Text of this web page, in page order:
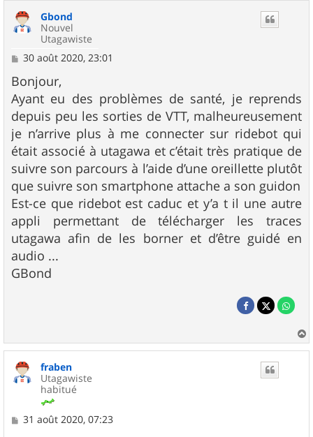
Gbond
Nouvel
Utagawiste
M
s
s
a
g
e
30 août 2020, 23:01
Bonjour,
Ayant eu des problèmes de santé, je reprends
depuis peu les sorties de VTT, malheureusement
je n’arrive plus à me connecter sur ridebot qui
était associé à utagawa et c’était très pratique de
suivre son parcours à l’aide d’une oreillette plutôt
que suivre son smartphone attache a son guidon
Est-ce que ridebot est caduc et y’a t il une autre
appli permettant de télécharger les traces
utagawa afin de les borner et d’être guidé en
audio ...
GBond
a
fraben
Utagawiste
habitué
M
31 août 2020, 07:23